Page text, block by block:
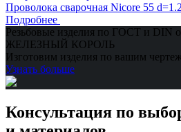
Проволока сварочная Nicore 55
Подробнее
Резьбовые изделия по ГОСТ и DIN
ЖЕЛЕЗНЫЙ КОРОЛЬ
Изготовим изделия по вашим
Узнать больше
Консультация по